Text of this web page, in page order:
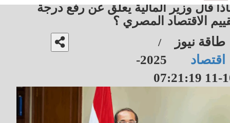
قال وزير المالية يعلق عن رفع درجة
الاقتصاد المصري ؟
طاقة نيوز /
اقتصاد
2025-
10-11